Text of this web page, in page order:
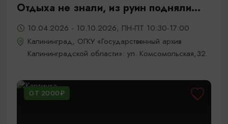
Отдыха не знали, из руин подняли...
10.04.2026 - 10.10.2026, ПН-ПТ 10:30-17:00
Калининград, ОГКУ «Государственный архив
Калининградской области»: ул. Комсомольская,32.
ОТ 2000₽